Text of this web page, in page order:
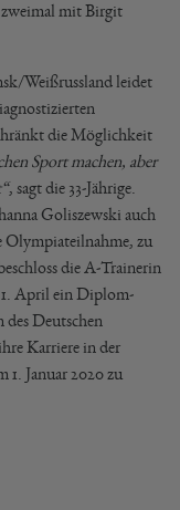
mit Birgit
Weißrussland leidet
die Möglichkeit
Sport machen, aber
, sagt die 33-Jährige.
Goliszewski auch
Olympiateilnahme, zu
die A-Trainerin
1. April ein Diplom-
Deutschen
Karriere in der
Januar 2020 zu